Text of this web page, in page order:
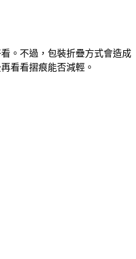
。不過，包裝折疊方式會造成
看看摺痕能否減輕。